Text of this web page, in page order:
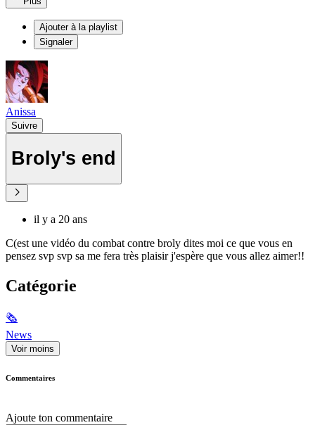
Ajouter à la playlist
Signaler
Anissa
Suivre
Broly's end
il y a 20 ans
C(est une vidéo du combat contre broly dites moi ce que vous en
pensez svp svp sa me fera très plaisir j'espère que vous allez aimer!!
Catégorie
🗞
News
Voir moins
Commentaires
Ajoute ton commentaire